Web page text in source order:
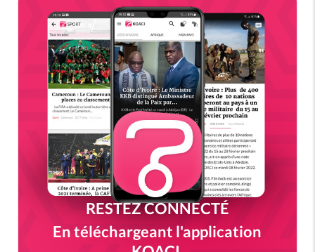
RESTEZ CONNECTÉ
En téléchargeant l'application